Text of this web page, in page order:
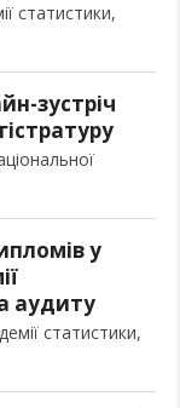
статистики,
зустріч
у
аудиту
статистики,